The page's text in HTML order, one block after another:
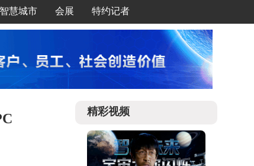
智慧城市 会展 特约记者
精彩视频